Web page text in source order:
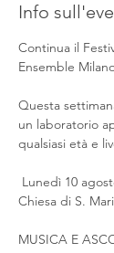
Info
Continua il
Ensemble
Questa
un laboratorio
qualsiasi età e
Lunedì 10
Chiesa di S.
MUSICA E